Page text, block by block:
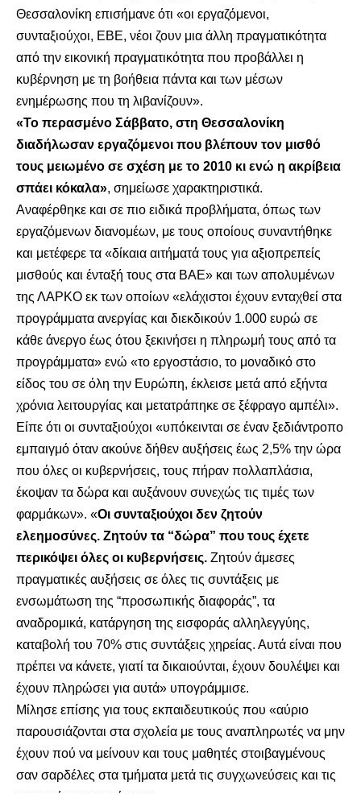
Θεσσαλονίκη επισήμανε ότι «οι εργαζόμενοι,
συνταξιούχοι, ΕΒΕ, νέοι ζουν μια άλλη πραγματικότητα
από την εικονική πραγματικότητα που προβάλλει η
κυβέρνηση με τη βοήθεια πάντα και των μέσων
ενημέρωσης που τη λιβανίζουν».
«Το περασμένο Σάββατο, στη Θεσσαλονίκη
διαδήλωσαν εργαζόμενοι που βλέπουν τον μισθό
τους μειωμένο σε σχέση με το 2010 κι ενώ η ακρίβεια
σπάει κόκαλα», σημείωσε χαρακτηριστικά.
Αναφέρθηκε και σε πιο ειδικά προβλήματα, όπως των
εργαζόμενων διανομέων, με τους οποίους συναντήθηκε
και μετέφερε τα «δίκαια αιτήματά τους για αξιοπρεπείς
μισθούς και ένταξή τους στα ΒΑΕ» και των απολυμένων
της ΛΑΡΚΟ εκ των οποίων «ελάχιστοι έχουν ενταχθεί στα
προγράμματα ανεργίας και διεκδικούν 1.000 ευρώ σε
κάθε άνεργο έως ότου ξεκινήσει η πληρωμή τους από τα
προγράμματα» ενώ «το εργοστάσιο, το μοναδικό στο
είδος του σε όλη την Ευρώπη, έκλεισε μετά από εξήντα
χρόνια λειτουργίας και μετατράπηκε σε ξέφραγο αμπέλι».
Είπε ότι οι συνταξιούχοι «υπόκεινται σε έναν ξεδιάντροπο
εμπαιγμό όταν ακούνε δήθεν αυξήσεις έως 2,5% την ώρα
που όλες οι κυβερνήσεις, τους πήραν πολλαπλάσια,
έκοψαν τα δώρα και αυξάνουν συνεχώς τις τιμές των
φαρμάκων». «Οι συνταξιούχοι δεν ζητούν
ελεημοσύνες. Ζητούν τα “δώρα” που τους έχετε
περικόψει όλες οι κυβερνήσεις. Ζητούν άμεσες
πραγματικές αυξήσεις σε όλες τις συντάξεις με
ενσωμάτωση της “προσωπικής διαφοράς”, τα
αναδρομικά, κατάργηση της εισφοράς αλληλεγγύης,
καταβολή του 70% στις συντάξεις χηρείας. Αυτά είναι που
πρέπει να κάνετε, γιατί τα δικαιούνται, έχουν δουλέψει και
έχουν πληρώσει για αυτά» υπογράμμισε.
Μίλησε επίσης για τους εκπαιδευτικούς που «αύριο
παρουσιάζονται στα σχολεία με τους αναπληρωτές να μην
έχουν πού να μείνουν και τους μαθητές στοιβαγμένους
σαν σαρδέλες στα τμήματα μετά τις συγχωνεύσεις και τις